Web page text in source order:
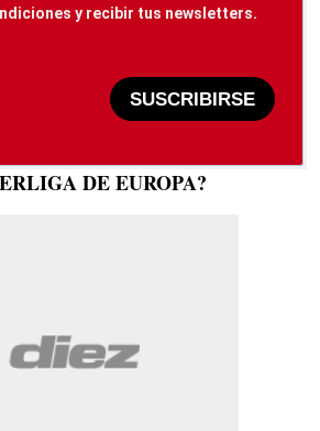
y recibir tus newsletters.
SUSCRIBIRSE
DE EUROPA?